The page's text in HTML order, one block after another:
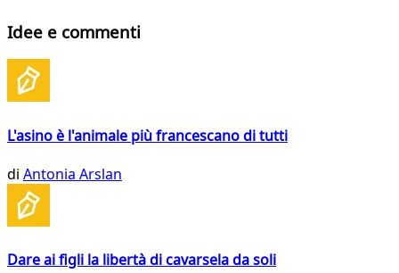
Idee e commenti
L'asino è l'animale più francescano di tutti
di Antonia Arslan
Dare ai figli la libertà di cavarsela da soli